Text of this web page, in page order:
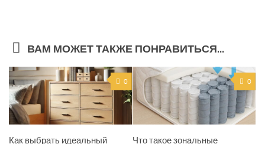
ВАМ МОЖЕТ ТАКЖЕ ПОНРАВИТЬСЯ...
0
Как выбрать идеальный
0
Что такое зональные